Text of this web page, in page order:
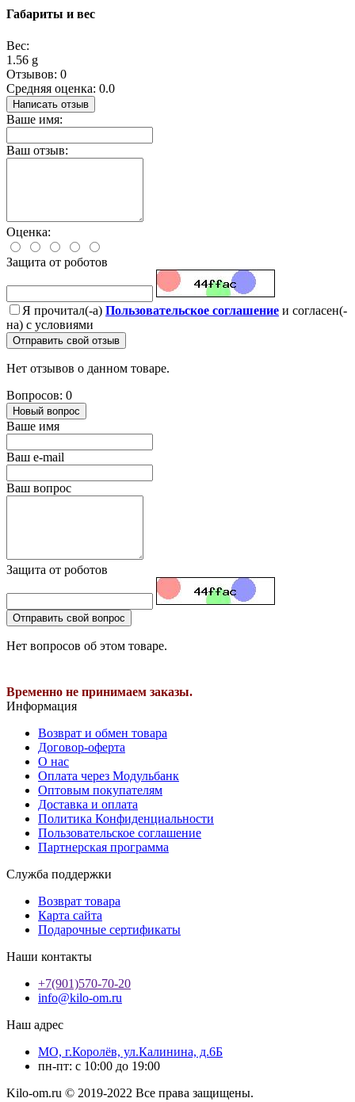
Габариты и вес
Вес:
1.56 g
Отзывов: 0
Средняя оценка: 0.0
Написать отзыв
Ваше имя:
Ваш отзыв:
Оценка:
Защита от роботов
Я прочитал(-а) Пользовательское соглашение и согласен(-
на) с условиями
Отправить свой отзыв
Нет отзывов о данном товаре.
Вопросов: 0
Новый вопрос
Ваше имя
Ваш e-mail
Ваш вопрос
Защита от роботов
Отправить свой вопрос
Нет вопросов об этом товаре.
Временно не принимаем заказы.
Информация
Возврат и обмен товара
Договор-оферта
О нас
Оплата через Модульбанк
Оптовым покупателям
Доставка и оплата
Политика Конфиденциальности
Пользовательское соглашение
Партнерская программа
Служба поддержки
Возврат товара
Карта сайта
Подарочные сертификаты
Наши контакты
+7(901)570-70-20
info@kilo-om.ru
Наш адрес
МО, г.Королёв, ул.Калинина, д.6Б
пн-пт: с 10:00 до 19:00
Kilo-om.ru © 2019-2022 Все права защищены.